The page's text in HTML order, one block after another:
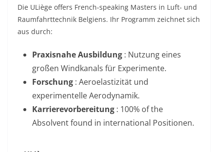
Die ULiège offers French-speaking Masters in Luft- und
Raumfahrttechnik Belgiens. Ihr Programm zeichnet sich
aus durch:
Praxisnahe Ausbildung : Nutzung eines
großen Windkanals für Experimente.
Forschung : Aeroelastizität und
experimentelle Aerodynamik.
Karrierevorbereitung : 100% of the
Absolvent found in international Positionen.